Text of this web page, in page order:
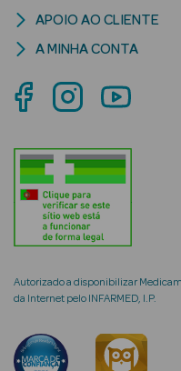
Ver Tudo Rosto
Cream
Blush
Autorizado a disponibilizar
da Internet pelo INFARMED, I.P.
APOIO AO CLIENTE
A MINHA CONTA